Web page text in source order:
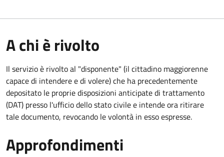
A chi è rivolto
Il servizio è rivolto al "disponente" (il cittadino maggiorenne
capace di intendere e di volere) che ha precedentemente
depositato le proprie disposizioni anticipate di trattamento
(DAT) presso l'ufficio dello stato civile e intende ora ritirare
tale documento, revocando le volontà in esso espresse.
Approfondimenti